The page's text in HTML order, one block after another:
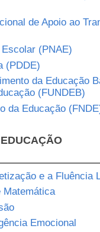
de Apoio ao
(PNAE)
(PDDE)
da Educação
(FUNDEB)
da Educação
e a Fluência
Matemática
Emocional